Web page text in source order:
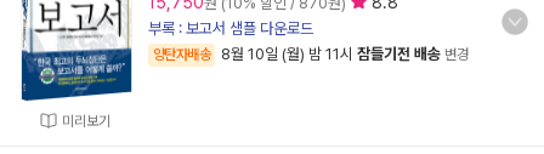
미리보기
부록 : 보고서 샘플 다운로드
양탄자배송 8월 10일 (월) 밤 11시 잠들기전 배송 변경